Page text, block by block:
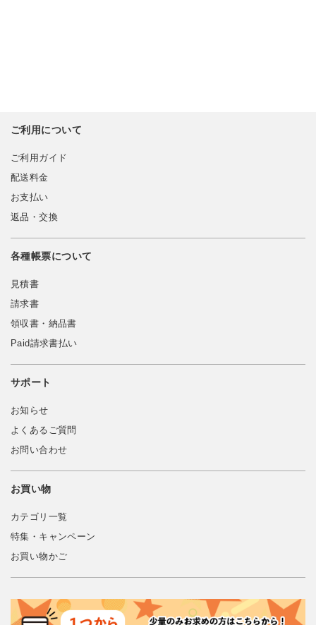
ご利用について
ご利用ガイド
配送料金
お支払い
返品・交換
各種帳票について
見積書
請求書
領収書・納品書
Paid請求書払い
サポート
お知らせ
よくあるご質問
お問い合わせ
お買い物
カテゴリ一覧
特集・キャンペーン
お買い物かご